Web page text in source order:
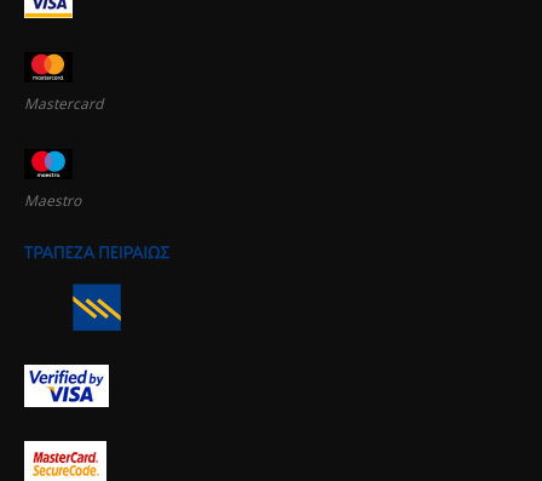
Mastercard
Maestro